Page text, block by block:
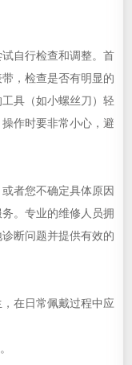
自行检查和调整。首
，检查是否有明显的
具（如小螺丝刀）轻
作时要非常小心，避
者您不确定具体原因
。专业的维修人员拥
断问题并提供有效的
在日常佩戴过程中应